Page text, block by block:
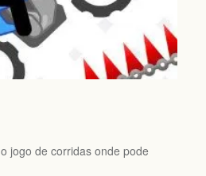
jogo de corridas onde pode